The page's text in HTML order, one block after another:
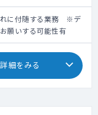
れに付随する業務 ※デ
願いする可能性有
詳細をみる